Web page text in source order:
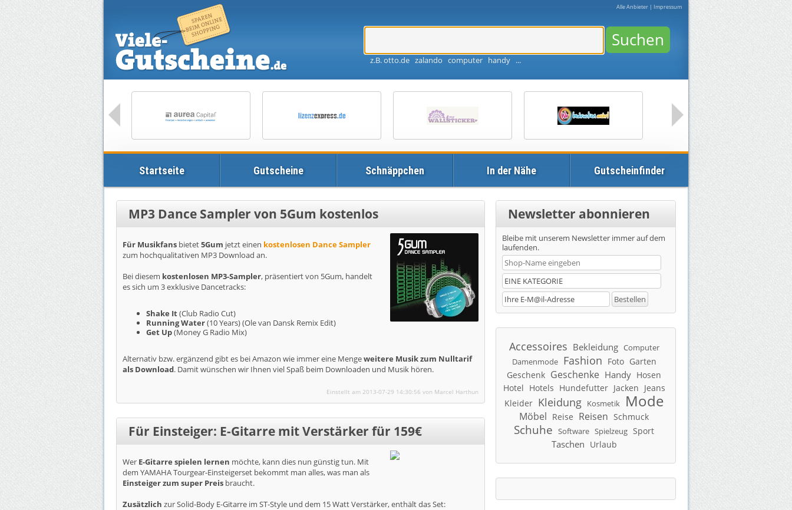
Alle Anbieter | Impressum
Suchen
z.B. otto.de zalando computer handy ...
Startseite Gutscheine Schnäppchen In der Nähe Gutscheinfinder
MP3 Dance Sampler von 5Gum kostenlos
Für Musikfans bietet5Gum jetzt einen kostenlosen Dance Sampler
zum hochqualitativen MP3 Download an.
Bei diesem kostenlosen MP3-Sampler, präsentiert von 5Gum, handelt
es sich um 3 exklusive Dancetracks:
Shake It(Club Radio Cut)
Running Water(10 Years) (Ole van Dansk Remix Edit)
Get Up(Money G Radio Mix)
Alternativ bzw. ergänzend gibt es bei Amazon wie immer eine Mengeweitere Musik zum Nulltarif
als Download. Damit wünschen wir Ihnen viel Spaß beim Downloaden und Musik hören.
Einstellt am 2013-07-29 14:30:56 von Marcel Harthun
Für Einsteiger: E-Gitarre mit Verstärker für 159€
Wer E-Gitarre spielen lernen möchte, kann dies nun günstig tun. Mit
dem YAMAHA Tourgear-Einsteigerset bekommt man alles, was man als
Einsteiger zum super Preis braucht.
Zusätzlich zur Solid-Body E-Gitarre im ST-Style und dem 15 Watt Verstärker, enthält das Set:
Newsletter abonnieren
Bleibe mit unserem Newsletter immer auf dem
laufenden.
Accessoires Bekleidung Computer
Damenmode Fashion Foto Garten
Geschenk Geschenke Handy Hosen
Hotel Hotels Hundefutter Jacken Jeans
Kleider Kleidung Kosmetik Mode
Möbel Reise Reisen Schmuck
Schuhe Software Spielzeug Sport
Taschen Urlaub